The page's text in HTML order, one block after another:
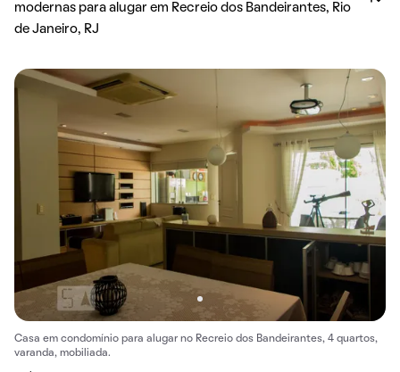
modernas para alugar em Recreio dos Bandeirantes, Rio
de Janeiro, RJ
Casa em condomínio para alugar no Recreio dos Bandeirantes, 4 quartos,
varanda, mobiliada.